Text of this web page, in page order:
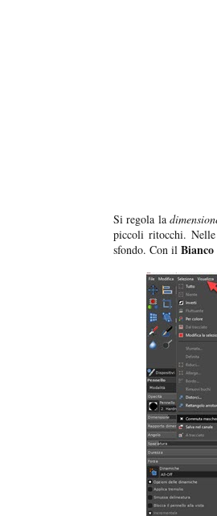
Si regola la
piccoli ritocchi.
sfondo. Con il Bianco